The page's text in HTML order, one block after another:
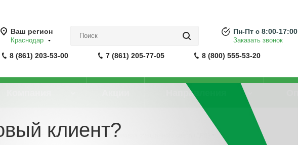
Ваш регион
Краснодар
8 (861) 203-53-00 7 (861) 205-77-05 8 (800) 555-53-20
Пн-Пт с 8:00-17:00
Заказать звонок
Направления
- Лампа ртутно-вольфрамовая смешанного света (ДРВ)
клиент?